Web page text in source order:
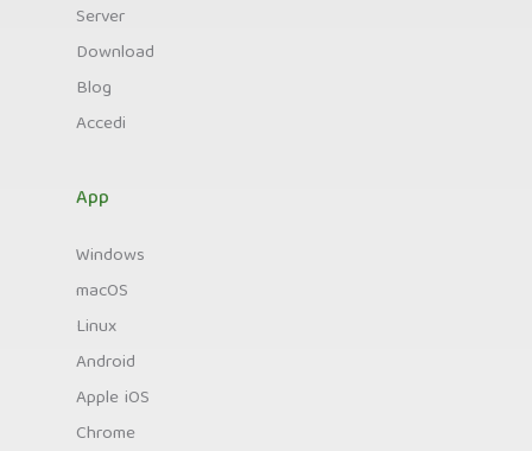
Server
Download
Blog
Accedi
App
Windows
macOS
Linux
Android
Apple iOS
Chrome